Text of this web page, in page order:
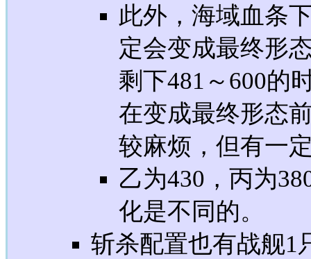
此外，海域血条
定会变成最终形
剩下481～600的
在变成最终形态
较麻烦，但有一
乙为430，丙为
化是不同的。
斩杀配置也有战舰1